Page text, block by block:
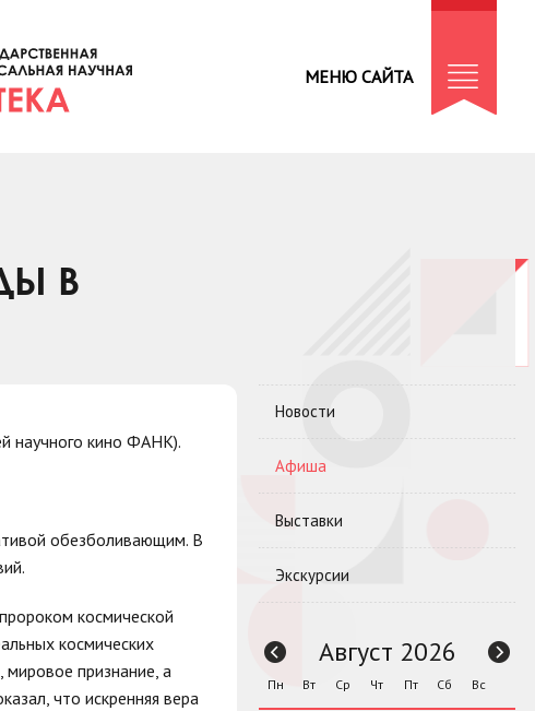
МЕНЮ САЙТА
В
научного кино ФАНК).
обезболивающим. В
космической
космических
признание, а
что искренняя вера
Новости
Афиша
Выставки
Экскурсии
Август 2026
Пн Вт Ср Чт Пт Сб Вс